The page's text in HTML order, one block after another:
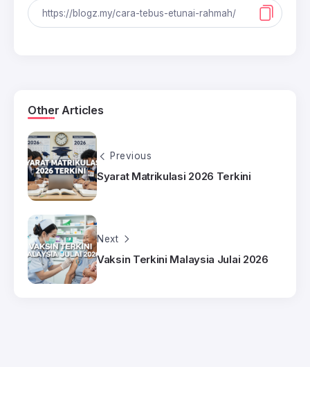
Other Articles
Previous
Syarat Matrikulasi 2026 Terkini
Next
Vaksin Terkini Malaysia Julai 2026